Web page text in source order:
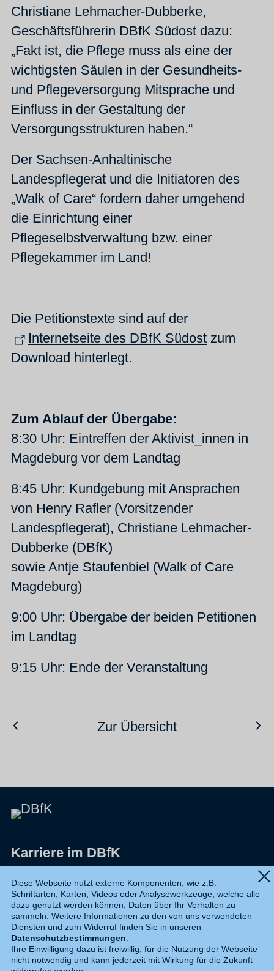
Christiane Lehmacher-Dubberke,
Geschäftsführerin DBfK Südost dazu:
„Fakt ist, die Pflege muss als eine der
wichtigsten Säulen in der Gesundheits-
und Pflegeversorgung Mitsprache und
Einfluss in der Gestaltung der
Versorgungsstrukturen haben.“
Der Sachsen-Anhaltinische
Landespflegerat und die Initiatoren des
„Walk of Care“ fordern daher umgehend
die Einrichtung einer
Pflegeselbstverwaltung bzw. einer
Pflegekammer im Land!
Die Petitionstexte sind auf der
Internetseite des DBfK Südost zum
Download hinterlegt.
Zum Ablauf der Übergabe:
8:30 Uhr: Eintreffen der Aktivist_innen in
Magdeburg vor dem Landtag
8:45 Uhr: Kundgebung mit Ansprachen
von Henry Rafler (Vorsitzender
Landespflegerat), Christiane Lehmacher-
Dubberke (DBfK)
sowie Antje Staufenbiel (Walk of Care
Magdeburg)
9:00 Uhr: Übergabe der beiden Petitionen
im Landtag
9:15 Uhr: Ende der Veranstaltung
Vorheriger ArtikelZur ÜbersichtNächster Artikel
Karriere im DBfK
Datenschutz
Shop
Widerruf
Kontakt
Diese Webseite nutzt externe Komponenten, wie z.B.
Schriftarten, Karten, Videos oder Analysewerkzeuge, welche alle
dazu genutzt werden können, Daten über Ihr Verhalten zu
sammeln. Weitere Informationen zu den von uns verwendeten
Diensten und zum Widerruf finden Sie in unseren
Datenschutzbestimmungen.
Ihre Einwilligung dazu ist freiwillig, für die Nutzung der Webseite
nicht notwendig und kann jederzeit mit Wirkung für die Zukunft